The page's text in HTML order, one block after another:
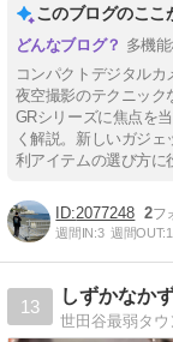
このブログのここ
多機
コンパクトデジタル
夜空撮影のテクニック
GRシリーズに焦点を
く解説。新しいガジ
利アイテムの選び方に
2077248 2
週間IN:3 週間OUT:
13